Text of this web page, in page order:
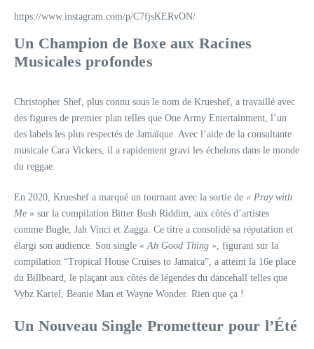
https://www.instagram.com/p/C7fjsKERvON/
Un Champion de Boxe aux Racines
Musicales profondes
Christopher Shef, plus connu sous le nom de Krueshef, a travaillé avec
des figures de premier plan telles que One Army Entertainment, l’un
des labels les plus respectés de Jamaïque. Avec l’aide de la consultante
musicale Cara Vickers, il a rapidement gravi les échelons dans le monde
du reggae.
En 2020, Krueshef a marqué un tournant avec la sortie de « Pray with
Me » sur la compilation Bitter Bush Riddim, aux côtés d’artistes
comme Bugle, Jah Vinci et Zagga. Ce titre a consolidé sa réputation et
élargi son audience. Son single « Ah Good Thing », figurant sur la
compilation “Tropical House Cruises to Jamaica”, a atteint la 16e place
du Billboard, le plaçant aux côtés de légendes du dancehall telles que
Vybz Kartel, Beanie Man et Wayne Wonder. Rien que ça !
Un Nouveau Single Prometteur pour l’Été